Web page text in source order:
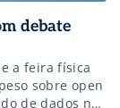
debate
a feira física
sobre open
de dados na